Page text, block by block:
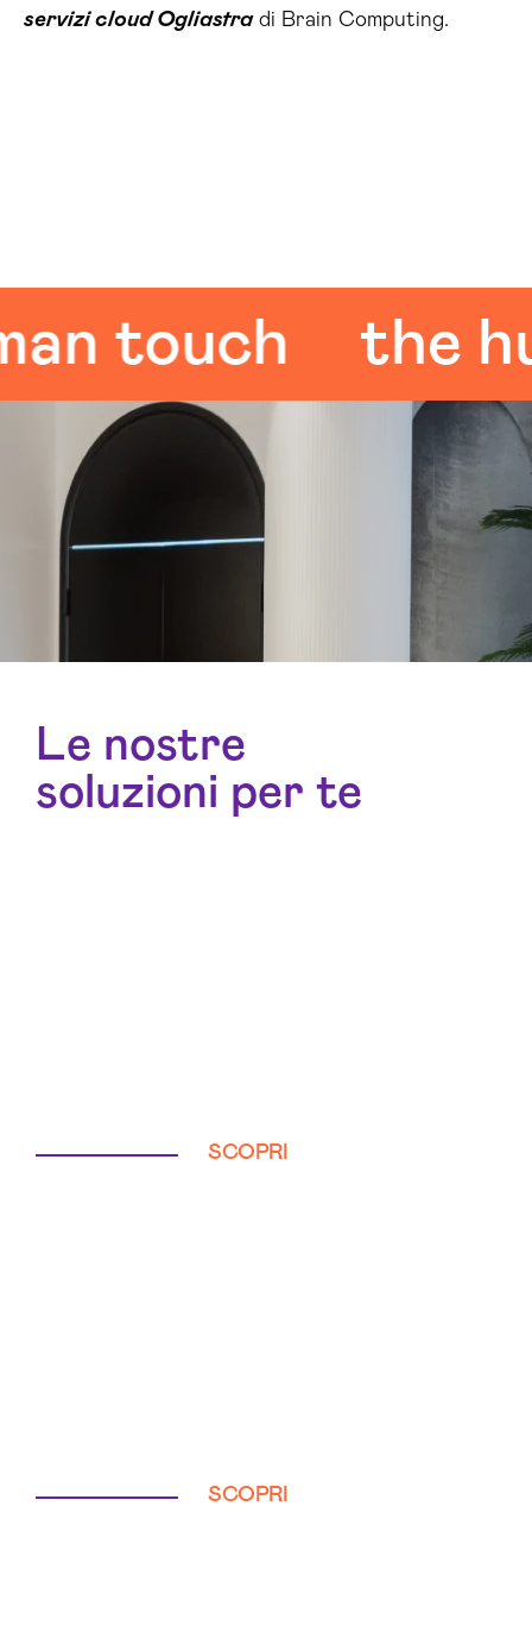
servizi cloud Ogliastradi Brain Computing.
touch the
Le nostre
soluzioni per te
SCOPRI
SCOPRI